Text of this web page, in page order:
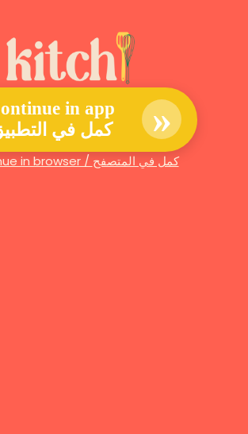
in app
كمل في
»
Continue in browser / كمل في المتصفح